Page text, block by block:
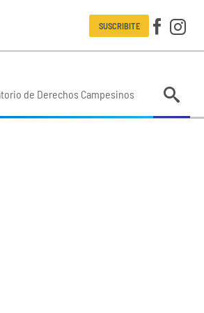
SUSCRIBITE
de Derechos Campesinos